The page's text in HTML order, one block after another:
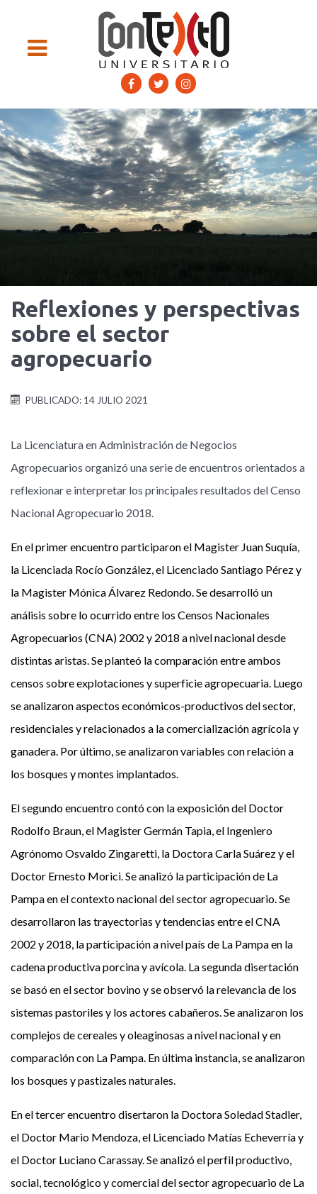
Reflexiones y perspectivas
sobre el sector
agropecuario
PUBLICADO: 14 JULIO 2021
La Licenciatura en Administración de Negocios
Agropecuarios organizó una serie de encuentros orientados a
reflexionar e interpretar los principales resultados del Censo
Nacional Agropecuario 2018.
En el primer encuentro participaron el Magister Juan Suquía,
la Licenciada Rocío González, el Licenciado Santiago Pérez y
la Magister Mónica Álvarez Redondo. Se desarrolló un
análisis sobre lo ocurrido entre los Censos Nacionales
Agropecuarios (CNA) 2002 y 2018 a nivel nacional desde
distintas aristas. Se planteó la comparación entre ambos
censos sobre explotaciones y superficie agropecuaria. Luego
se analizaron aspectos económicos-productivos del sector,
residenciales y relacionados a la comercialización agrícola y
ganadera. Por último, se analizaron variables con relación a
los bosques y montes implantados.
El segundo encuentro contó con la exposición del Doctor
Rodolfo Braun, el Magister Germán Tapia, el Ingeniero
Agrónomo Osvaldo Zingaretti, la Doctora Carla Suárez y el
Doctor Ernesto Morici. Se analizó la participación de La
Pampa en el contexto nacional del sector agropecuario. Se
desarrollaron las trayectorias y tendencias entre el CNA
2002 y 2018, la participación a nivel país de La Pampa en la
cadena productiva porcina y avícola. La segunda disertación
se basó en el sector bovino y se observó la relevancia de los
sistemas pastoriles y los actores cabañeros. Se analizaron los
complejos de cereales y oleaginosas a nivel nacional y en
comparación con La Pampa. En última instancia, se analizaron
los bosques y pastizales naturales.
En el tercer encuentro disertaron la Doctora Soledad Stadler,
el Doctor Mario Mendoza, el Licenciado Matías Echeverría y
el Doctor Luciano Carassay. Se analizó el perfil productivo,
social, tecnológico y comercial del sector agropecuario de La